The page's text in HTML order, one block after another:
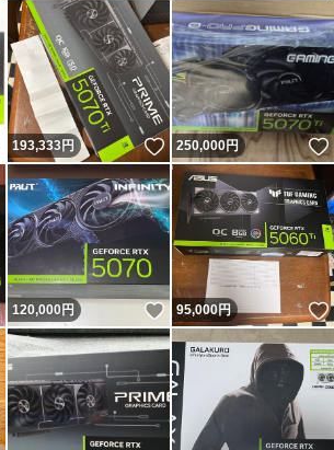
いいね！
193,333円 いいね！
250,000円
いいね！
120,000 円 いいね！
95,000円